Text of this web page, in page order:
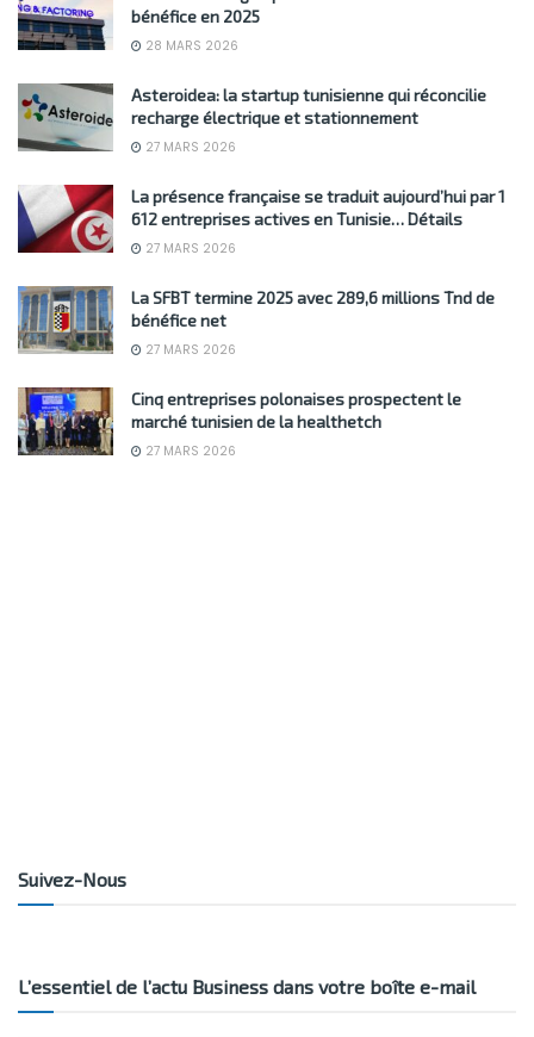
bénéfice en 2025
28 MARS 2026
Asteroidea: la startup tunisienne qui réconcilie
recharge électrique et stationnement
27 MARS 2026
La présence française se traduit aujourd’hui par 1
612 entreprises actives en Tunisie… Détails
27 MARS 2026
La SFBT termine 2025 avec 289,6 millions Tnd de
bénéfice net
27 MARS 2026
Cinq entreprises polonaises prospectent le
marché tunisien de la healthetch
27 MARS 2026
Suivez-Nous
L’essentiel de l’actu Business dans votre boîte e-mail